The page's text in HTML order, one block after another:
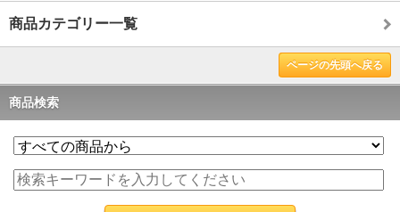
商品カテゴリー一覧
ページの先頭へ戻る
商品検索